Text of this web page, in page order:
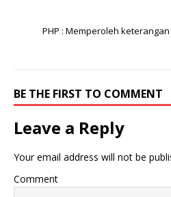
PHP : Memperoleh
BE THE FIRST TO COMMENT
Leave a Reply
Your email address will not be
Comment